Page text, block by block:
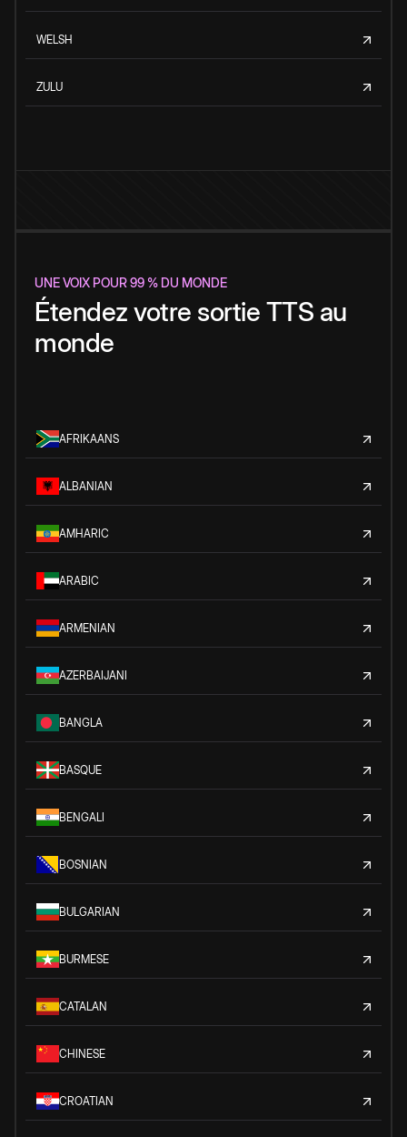
WELSH
ZULU
UNE VOIX POUR 99 % DU MONDE
Étendez votre sortie TTS au
monde
AFRIKAANS
ALBANIAN
AMHARIC
ARABIC
ARMENIAN
AZERBAIJANI
BANGLA
BASQUE
BENGALI
BOSNIAN
BULGARIAN
BURMESE
CATALAN
CHINESE
CROATIAN